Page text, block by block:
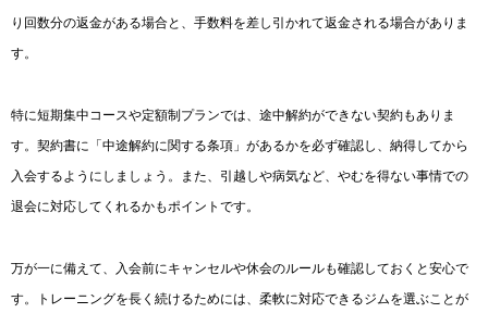
り回数分の返金がある場合と、手数料を差し引かれて返金される場合がありま
す。
特に短期集中コースや定額制プランでは、途中解約ができない契約もありま
す。契約書に「中途解約に関する条項」があるかを必ず確認し、納得してから
入会するようにしましょう。また、引越しや病気など、やむを得ない事情での
退会に対応してくれるかもポイントです。
万が一に備えて、入会前にキャンセルや休会のルールも確認しておくと安心で
す。トレーニングを長く続けるためには、柔軟に対応できるジムを選ぶことが